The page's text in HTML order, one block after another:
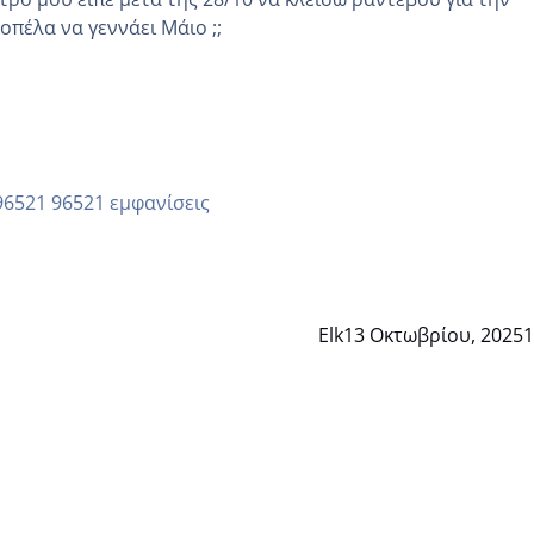
κοπέλα να γεννάει Μάιο ;;
96521 εμφανίσεις
Elk13 Οκτωβρίου, 2025